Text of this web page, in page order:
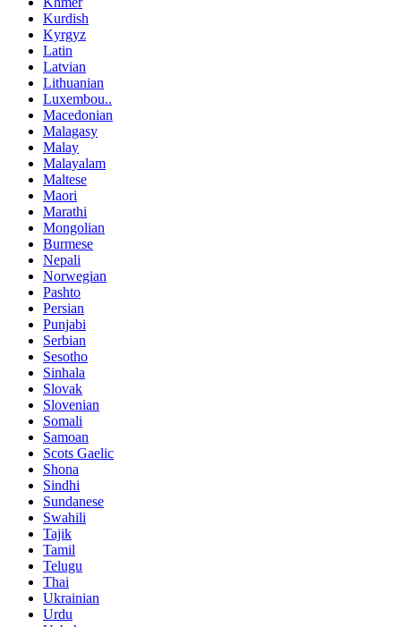
Kurdish
Kyrgyz
Latin
Latvian
Lithuanian
Luxembou..
Macedonian
Malagasy
Malay
Malayalam
Maltese
Maori
Marathi
Mongolian
Burmese
Nepali
Norwegian
Pashto
Persian
Punjabi
Serbian
Sesotho
Sinhala
Slovak
Slovenian
Somali
Samoan
Scots Gaelic
Shona
Sindhi
Sundanese
Swahili
Tajik
Tamil
Telugu
Thai
Ukrainian
Urdu